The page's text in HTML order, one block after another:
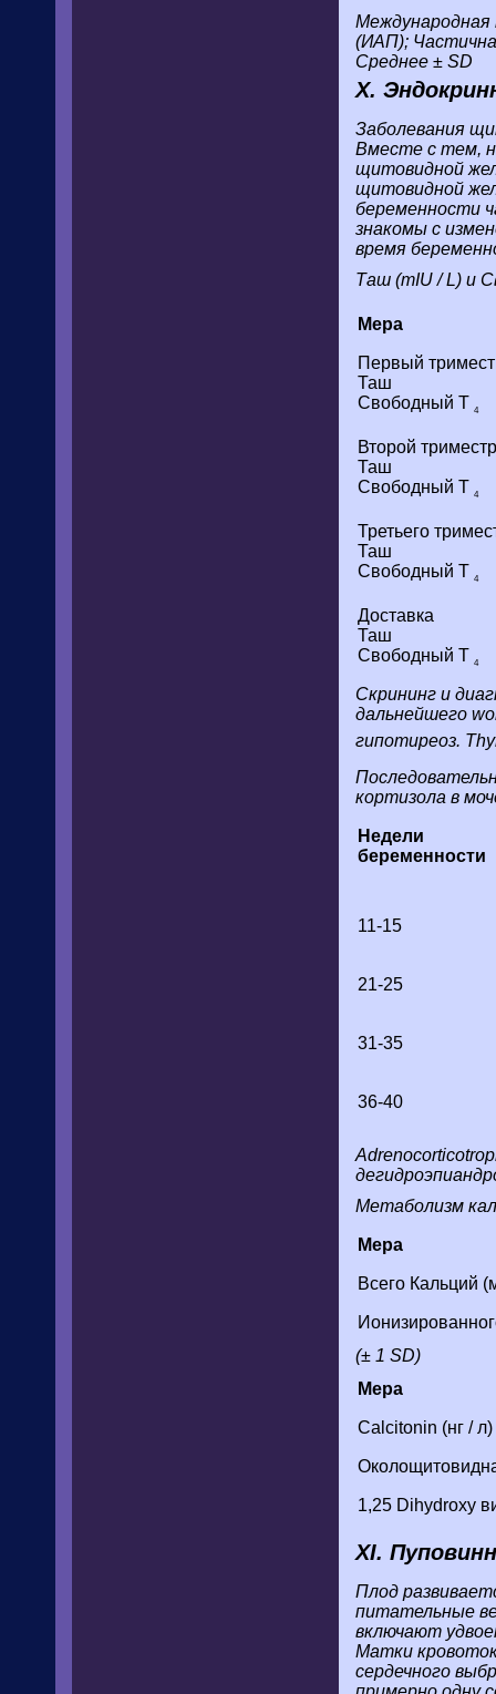
Международная
(ИАП);
Среднее ± SD
X.
Заболевания
Вместе с тем,
щитовидной
щитовидной
беременности
знакомы с
время
Таш (mIU / L) и
Мера
Первый
Таш
Свободный Т 4
Второй триместр
Таш
Свободный Т 4
Третьего
Таш
Свободный Т 4
Доставка
Таш
Свободный Т 4
Скрининг и
дальнейшего
гипотиреоз.
кортизола в
Недели
беременности
11-15
21-25
31-35
36-40
Метаболизм
Мера
Всего Кальций
(± 1 SD)
Мера
Calcitonin (нг / л)
1,25 Dihydroxy
XI.
Плод
питательные
включают
Матки
сердечного